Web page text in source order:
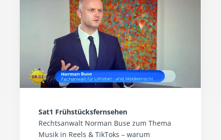
Sat1 Frühstücksfernsehen
Rechtsanwalt Norman Buse zum Thema
Musik in Reels & TikToks – warum